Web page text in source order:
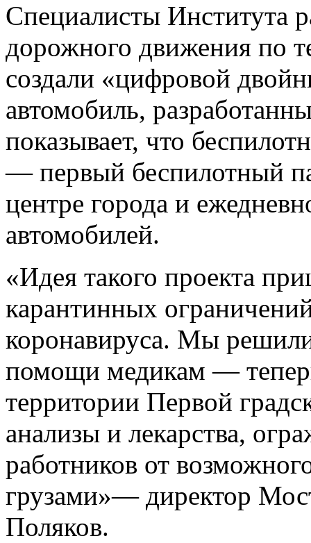
Специалисты Института
дорожного движения по
создали «цифровой
автомобиль,
показывает, что
— первый беспилотный
центре города и
автомобилей.
«Идея такого проекта
карантинных
коронавируса. Мы
помощи медикам —
территории Первой
анализы и лекарства,
работников от
грузами»— директор
Поляков.